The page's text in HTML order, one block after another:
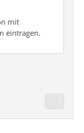
mit
eintragen.